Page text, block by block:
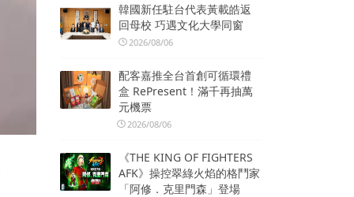
韓國新任駐台代表黃載皓返
回母校 巧遇文化大學同窗
2026/08/06
配客嘉推全台首創可循環禮
盒 RePresent！滿千再抽萬
元機票
2026/08/06
《THE KING OF FIGHTERS
AFK》操控翠綠火焰的格鬥家
「阿修．克里門森」登場